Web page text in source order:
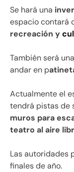
Se hará una
espacio contará
recreación y
También será
andar en p
Actualmente el
tendrá pistas de
muros para
teatro al aire
Las autoridades
finales de año.